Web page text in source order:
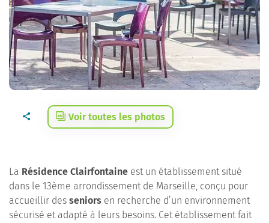
Voir toutes les photos
La Résidence Clairfontaine est un établissement situé
dans le 13ème arrondissement de Marseille, conçu pour
accueillir des seniors en recherche d’un environnement
sécurisé et adapté à leurs besoins. Cet établissement fait